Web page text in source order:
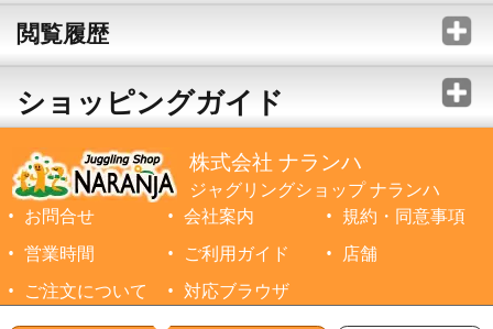
閲覧履歴
ショッピングガイド
株式会社 ナランハ
ジャグリングショップ ナランハ
お問合せ
会社案内
規約・同意事項
営業時間
ご利用ガイド
店舗
ご注文について
対応ブラウザ
©1999-2026 NARANJA Inc. All Rights Reserved.